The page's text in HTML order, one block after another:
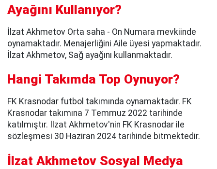
Ayağını Kullanıyor?
İlzat Akhmetov Orta saha - On Numara mevkiinde
oynamaktadır. Menajerliğini Aile üyesi yapmaktadır.
İlzat Akhmetov, Sağ ayağını kullanmaktadır.
Hangi Takımda Top Oynuyor?
FK Krasnodar futbol takımında oynamaktadır. FK
Krasnodar takımına 7 Temmuz 2022 tarihinde
katılmıştır. İlzat Akhmetov'nin FK Krasnodar ile
sözleşmesi 30 Haziran 2024 tarihinde bitmektedir.
İlzat Akhmetov Sosyal Medya